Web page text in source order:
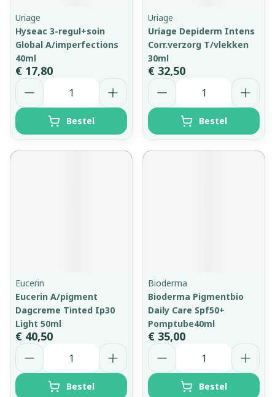
Uriage
Hyseac 3-regul+soin
Global A/imperfections
40ml
€ 17,80
Aantal
Bestel
Uriage
Uriage Depiderm Intens
Corr.verzorg T/vlekken
30ml
€ 32,50
Aantal
Bestel
Eucerin
Eucerin A/pigment
Dagcreme Tinted Ip30
Light 50ml
€ 40,50
Aantal
Bestel
Bioderma
Bioderma Pigmentbio
Daily Care Spf50+
Pomptube40ml
€ 35,00
Aantal
Bestel